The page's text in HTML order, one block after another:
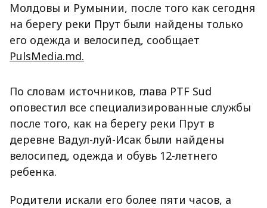
Молдовы и Румынии, после того как сегодня
на берегу реки Прут были найдены только
его одежда и велосипед, сообщает
PulsMedia.md.
По словам источников, глава PTF Sud
оповестил все специализированные службы
после того, как на берегу реки Прут в
деревне Вадул-луй-Исак были найдены
велосипед, одежда и обувь 12-летнего
ребенка.
Родители искали его более пяти часов, а